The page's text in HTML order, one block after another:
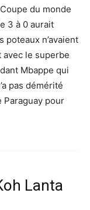
du monde
3 à 0 aurait
n’avaient
le superbe
Mbappe qui
pas démérité
pour
Lanta